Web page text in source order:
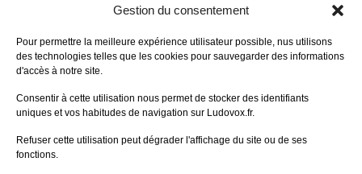
Gestion du consentement
Pour permettre la meilleure expérience utilisateur possible, nus utilisons
des technologies telles que les cookies pour sauvegarder des informations
d'accès à notre site.
Consentir à cette utilisation nous permet de stocker des identifiants
uniques et vos habitudes de navigation sur Ludovox.fr.
Refuser cette utilisation peut dégrader l'affichage du site ou de ses
fonctions.
DERNIERS AVIS DES MEMBRES
Avis de morlockbob
Sur le jeu Collect!
il y a 2 jours
Avis demorlockbob
Sur le jeu Detective Box - Ciao
Publié leil y a 3 jours
80%